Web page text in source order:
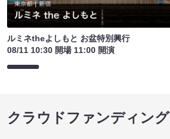
ルミネtheよしもと お盆特別興行
08/11 10:30 開場 11:00 開演
クラウドファンディング